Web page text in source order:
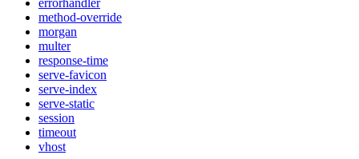
errorhandler
method-override
morgan
multer
response-time
serve-favicon
serve-index
serve-static
session
timeout
vhost